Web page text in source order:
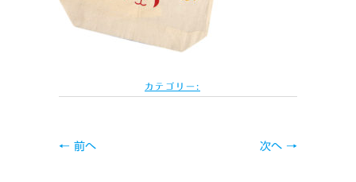
カテゴリー:
← 前へ 次へ →